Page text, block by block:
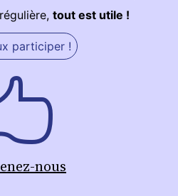
tout est utile !
participer !
nous